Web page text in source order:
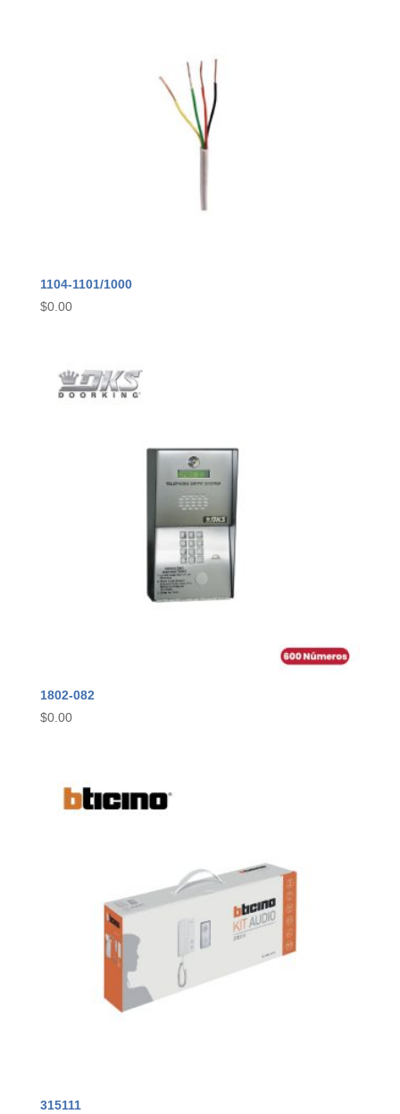
1104-1101/1000
$0.00
1802-082
$0.00
315111